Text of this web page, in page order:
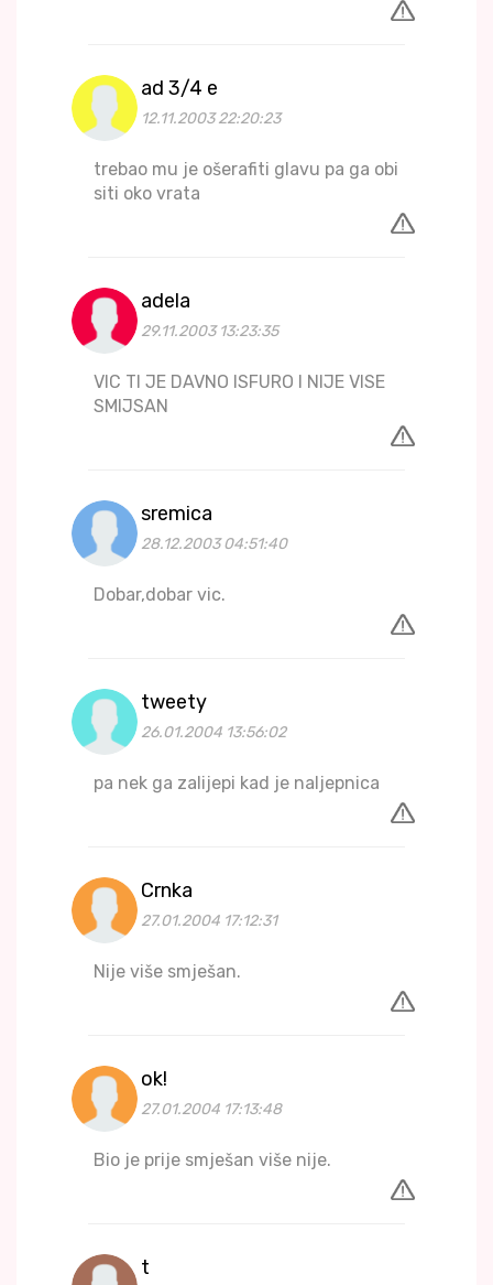
ad 3/4 e
12.11.2003 22:20:23
trebao mu je ošerafiti glavu pa ga obi
siti oko vrata
adela
29.11.2003 13:23:35
VIC TI JE DAVNO ISFURO I NIJE VISE
SMIJSAN
sremica
28.12.2003 04:51:40
Dobar,dobar vic.
tweety
26.01.2004 13:56:02
pa nek ga zalijepi kad je naljepnica
Crnka
27.01.2004 17:12:31
Nije više smješan.
ok!
27.01.2004 17:13:48
Bio je prije smješan više nije.
t